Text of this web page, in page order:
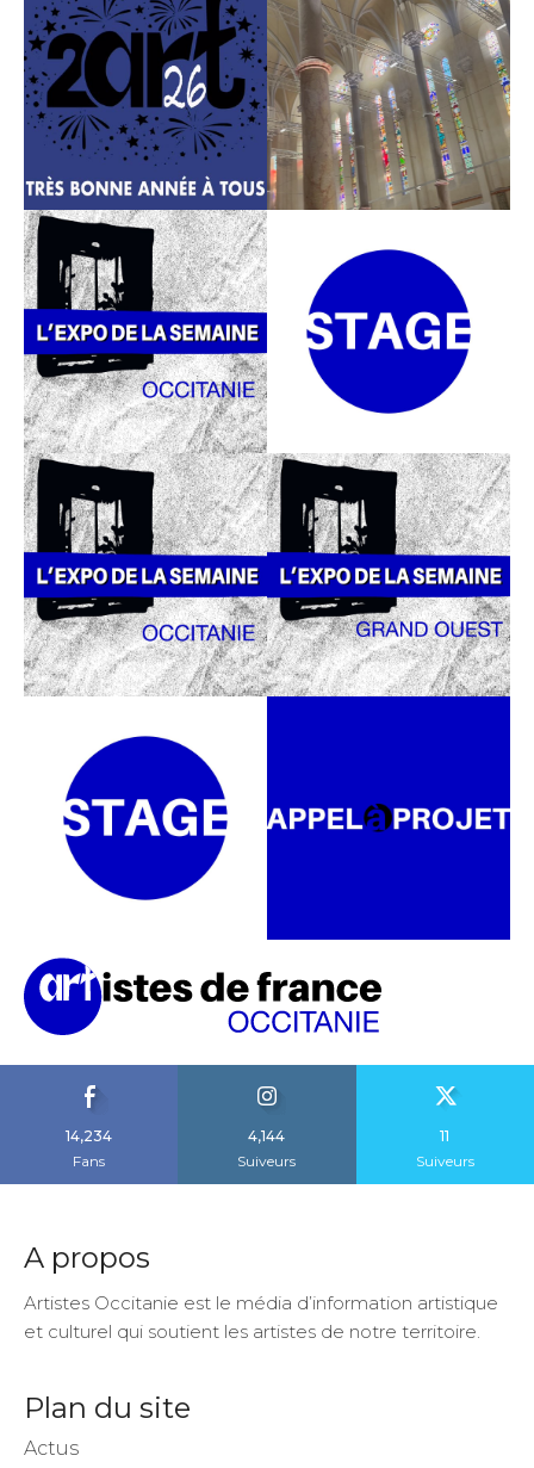
14,234
Fans
4,144
Suiveurs
11
Suiveurs
A propos
Artistes Occitanie est le média d’information artistique
et culturel qui soutient les artistes de notre territoire.
Plan du site
Actus